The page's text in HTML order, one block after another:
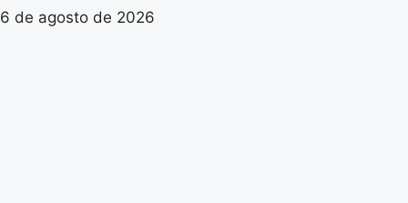
6 de agosto de 2026